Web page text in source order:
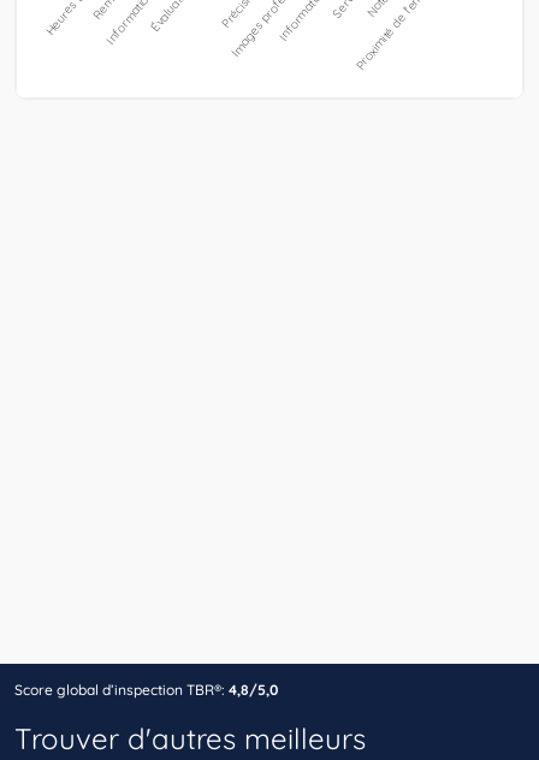
Score global d’inspection TBR®: 4,8/5,0
Trouver d'autres meilleurs